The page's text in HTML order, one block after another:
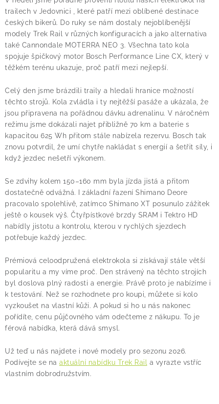
! Akce ! Obchodní podmínky
Doprava a platba
Moje objednávka
Čeština
Servis
Půjčovna nosičů kol
trailech v Jedovnici , které patří mezi oblíbené destinace
českých bikerů. Do ruky se nám dostaly nejoblíbenější
modely Trek Rail v různých konfiguracích a jako alternativa
také Cannondale MOTERRA NEO 3. Všechna tato kola
spojuje špičkový motor Bosch Performance Line CX, který v
těžkém terénu ukazuje, proč patří mezi nejlepší.
Celý den jsme brázdili traily a hledali hranice možností
těchto strojů. Kola zvládla i ty nejtěžší pasáže a ukázala, že
jsou připravena na pořádnou dávku adrenalinu. V náročném
režimu jsme dokázali najet přibližně 70 km a baterie s
kapacitou 625 Wh přitom stále nabízela rezervu. Bosch tak
znovu potvrdil, že umí chytře nakládat s energií a šetřit síly, i
když jezdec nešetří výkonem.
Se zdvihy kolem 150–160 mm byla jízda jistá a přitom
dostatečně odvážná. I základní řazení Shimano Deore
pracovalo spolehlivě, zatímco Shimano XT posunulo zážitek
ještě o kousek výš. Čtyřpístkové brzdy SRAM i Tektro HD
nabídly jistotu a kontrolu, kterou v rychlých sjezdech
potřebuje každý jezdec.
Prémiová celoodpružená elektrokola si získávají stále větší
popularitu a my víme proč. Den strávený na těchto strojích
byl doslova plný radosti a energie. Právě proto je nabízíme i
k testování. Než se rozhodnete pro koupi, můžete si kolo
vyzkoušet na vlastní kůži. A pokud si ho u nás nakonec
pořídíte, cenu půjčovného vám odečteme z nákupu. To je
férová nabídka, která dává smysl.
Už teď u nás najdete i nové modely pro sezonu 2026.
Podívejte se na aktuální nabídku Trek Rail
a vyrazte vstříc
vlastním dobrodružstvím.